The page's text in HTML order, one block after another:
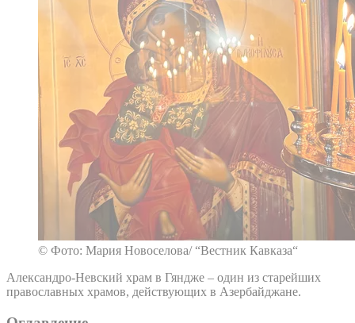
© Фото: Мария Новоселова/ “Вестник Кавказа“
Александро-Невский храм в Гяндже – один из старейших
православных храмов, действующих в Азербайджане.